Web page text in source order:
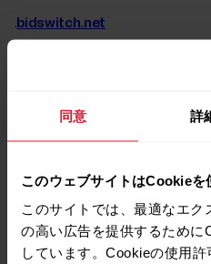
同意 詳
このウェブサイトはCookieを
このサイトでは、最適なエク
の高い広告を提供するために
しています。Cookieの使用
.bidswitch.net
広告
rlcdn.com
広告